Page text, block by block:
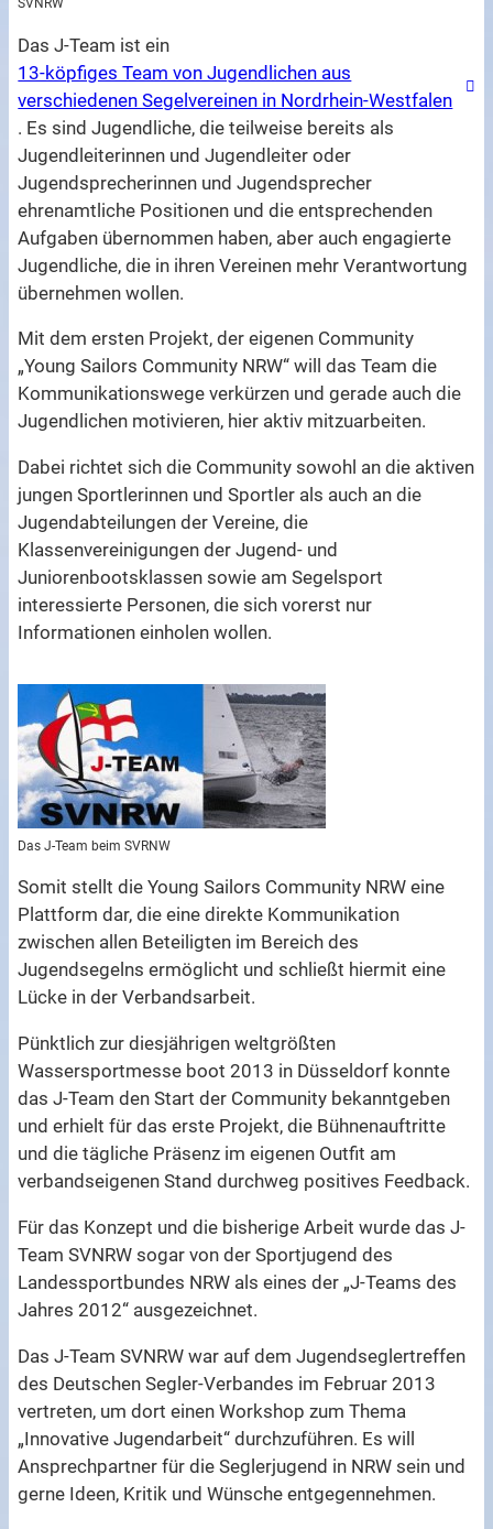
Das J-Team ist ein
13-köpfiges Team von Jugendlichen aus
verschiedenen Segelvereinen in Nordrhein-Westfalen
. Es sind Jugendliche, die teilweise bereits als
Jugendleiterinnen und Jugendleiter oder
Jugendsprecherinnen und Jugendsprecher
ehrenamtliche Positionen und die entsprechenden
Aufgaben übernommen haben, aber auch engagierte
Jugendliche, die in ihren Vereinen mehr Verantwortung
übernehmen wollen.
Mit dem ersten Projekt, der eigenen Community
„Young Sailors Community NRW“ will das Team die
Kommunikationswege verkürzen und gerade auch die
Jugendlichen motivieren, hier aktiv mitzuarbeiten.
Dabei richtet sich die Community sowohl an die aktiven
jungen Sportlerinnen und Sportler als auch an die
Jugendabteilungen der Vereine, die
Klassenvereinigungen der Jugend- und
Juniorenbootsklassen sowie am Segelsport
interessierte Personen, die sich vorerst nur
Informationen einholen wollen.
Das J-Team beim SVRNW
Somit stellt die Young Sailors Community NRW eine
Plattform dar, die eine direkte Kommunikation
zwischen allen Beteiligten im Bereich des
Jugendsegelns ermöglicht und schließt hiermit eine
Lücke in der Verbandsarbeit.
Pünktlich zur diesjährigen weltgrößten
Wassersportmesse boot 2013 in Düsseldorf konnte
das J-Team den Start der Community bekanntgeben
und erhielt für das erste Projekt, die Bühnenauftritte
und die tägliche Präsenz im eigenen Outfit am
verbandseigenen Stand durchweg positives Feedback.
Für das Konzept und die bisherige Arbeit wurde das J-
Team SVNRW sogar von der Sportjugend des
Landessportbundes NRW als eines der „J-Teams des
Jahres 2012“ ausgezeichnet.
Das J-Team SVNRW war auf dem Jugendseglertreffen
des Deutschen Segler-Verbandes im Februar 2013
vertreten, um dort einen Workshop zum Thema
„Innovative Jugendarbeit“ durchzuführen. Es will
Ansprechpartner für die Seglerjugend in NRW sein und
gerne Ideen, Kritik und Wünsche entgegennehmen.